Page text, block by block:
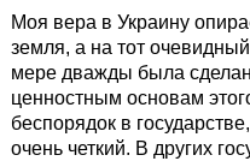
Моя вера в Украину
земля, а на тот
мере дважды была
ценностным основам
беспорядок в
очень четкий. В других